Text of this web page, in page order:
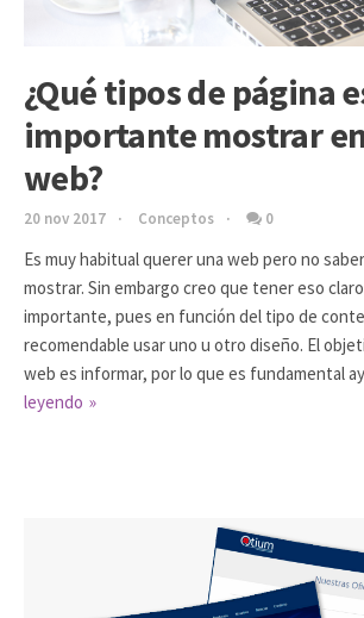
¿Qué tipos de página
importante mostrar
web?
20 nov 2017 Conceptos 0
Es muy habitual querer una web pero no
mostrar. Sin embargo creo que tener eso
importante, pues en función del tipo de
recomendable usar uno u otro diseño. El
web es informar, por lo que es fundamental
leyendo